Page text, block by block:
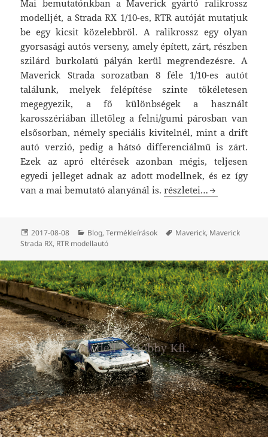
Mai bemutatónkban a Maverick gyártó ralikrossz
modelljét, a Strada RX 1/10-es, RTR autóját mutatjuk
be egy kicsit közelebbről. A ralikrossz egy olyan
gyorsasági autós verseny, amely épített, zárt, részben
szilárd burkolatú pályán kerül megrendezésre. A
Maverick Strada sorozatban 8 féle 1/10-es autót
találunk, melyek felépítése szinte tökéletesen
megegyezik, a fő különbségek a használt
karosszériában illetőleg a felni/gumi párosban van
elsősorban, némely speciális kivitelnél, mint a drift
autó verzió, pedig a hátsó differenciálmű is zárt.
Ezek az apró eltérések azonban mégis, teljesen
egyedi jelleget adnak az adott modellnek, és ez így
van a mai bemutató alanyánál is.Maverick Strada RX
részletei…
Közzétéve
2017-08-08 Kategória
Blog,Termékleírások Címke
Maverick, Maverick
Strada RX, RTR modellautó